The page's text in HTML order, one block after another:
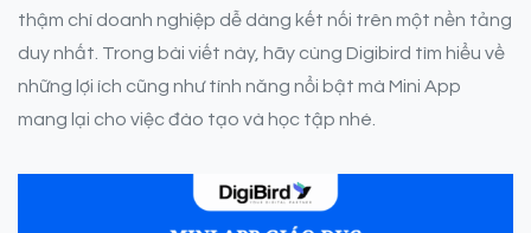
thậm chí doanh nghiệp dễ dàng kết nối trên một nền tảng
duy nhất. Trong bài viết này, hãy cùng Digibird tìm hiểu về
những lợi ích cũng như tính năng nổi bật mà Mini App
mang lại cho việc đào tạo và học tập nhé.